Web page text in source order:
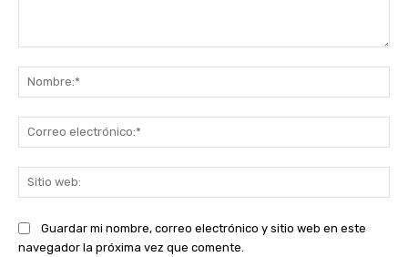
Guardar mi nombre, correo electrónico y sitio web en este
navegador la próxima vez que comente.